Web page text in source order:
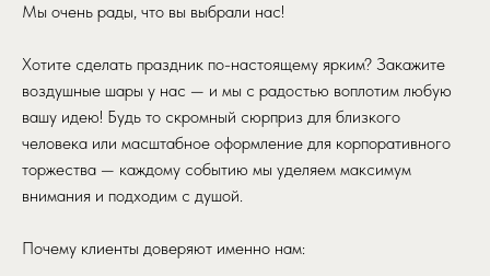
Мы очень рады, что вы выбрали нас!
Хотите сделать праздник по-настоящему ярким? Закажите
воздушные шары у нас — и мы с радостью воплотим любую
вашу идею! Будь то скромный сюрприз для близкого
человека или масштабное оформление для корпоративного
торжества — каждому событию мы уделяем максимум
внимания и подходим с душой.
Почему клиенты доверяют именно нам: